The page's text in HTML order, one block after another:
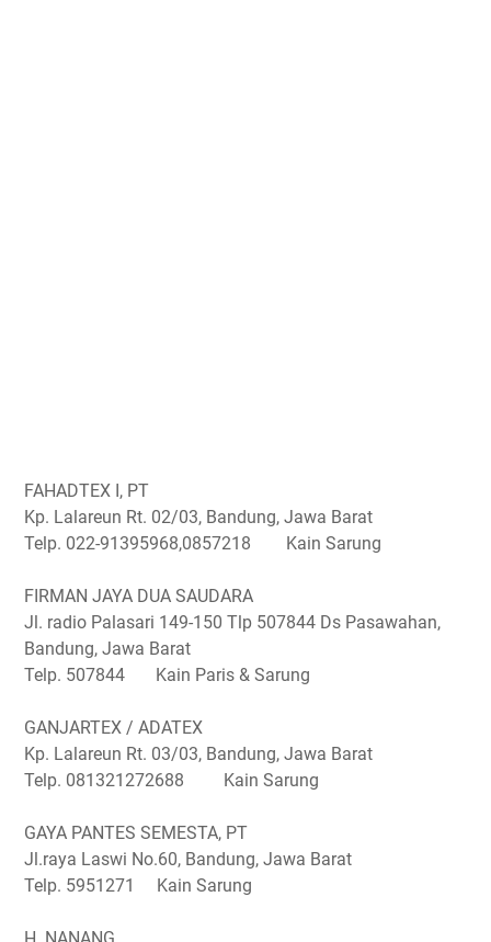
FAHADTEX I, PT
Kp. Lalareun Rt. 02/03, Bandung, Jawa Barat
Telp. 022-91395968,0857218 Kain Sarung
FIRMAN JAYA DUA SAUDARA
Jl. radio Palasari 149-150 Tlp 507844 Ds Pasawahan,
Bandung, Jawa Barat
Telp. 507844 Kain Paris & Sarung
GANJARTEX / ADATEX
Kp. Lalareun Rt. 03/03, Bandung, Jawa Barat
Telp. 081321272688 Kain Sarung
GAYA PANTES SEMESTA, PT
Jl.raya Laswi No.60, Bandung, Jawa Barat
Telp. 5951271 Kain Sarung